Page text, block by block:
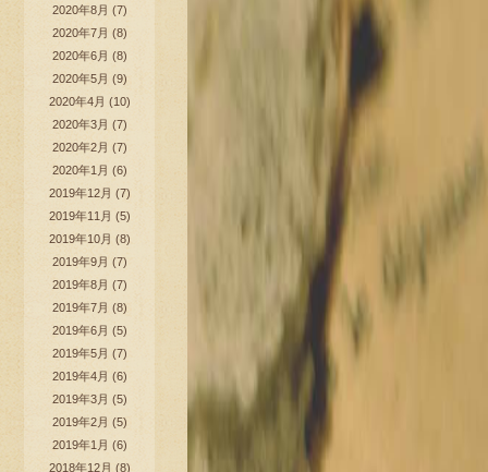
2020年8月 (7)
2020年7月 (8)
2020年6月 (8)
2020年5月 (9)
2020年4月 (10)
2020年3月 (7)
2020年2月 (7)
2020年1月 (6)
2019年12月 (7)
2019年11月 (5)
2019年10月 (8)
2019年9月 (7)
2019年8月 (7)
2019年7月 (8)
2019年6月 (5)
2019年5月 (7)
2019年4月 (6)
2019年3月 (5)
2019年2月 (5)
2019年1月 (6)
2018年12月 (8)